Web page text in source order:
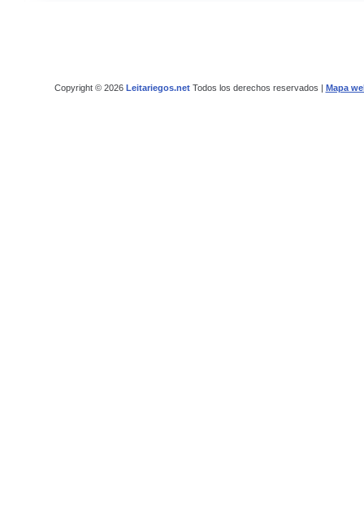
Copyright © 2026 Leitariegos.netTodos los derechos reservados | Mapa